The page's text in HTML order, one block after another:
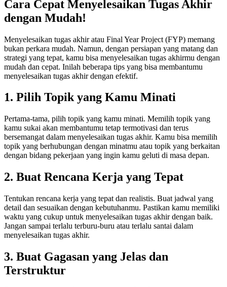
Cara Cepat Menyelesaikan Tugas Akhir
dengan Mudah!
Menyelesaikan tugas akhir atau Final Year Project (FYP) memang
bukan perkara mudah. Namun, dengan persiapan yang matang dan
strategi yang tepat, kamu bisa menyelesaikan tugas akhirmu dengan
mudah dan cepat. Inilah beberapa tips yang bisa membantumu
menyelesaikan tugas akhir dengan efektif.
1. Pilih Topik yang Kamu Minati
Pertama-tama, pilih topik yang kamu minati. Memilih topik yang
kamu sukai akan membantumu tetap termotivasi dan terus
bersemangat dalam menyelesaikan tugas akhir. Kamu bisa memilih
topik yang berhubungan dengan minatmu atau topik yang berkaitan
dengan bidang pekerjaan yang ingin kamu geluti di masa depan.
2. Buat Rencana Kerja yang Tepat
Tentukan rencana kerja yang tepat dan realistis. Buat jadwal yang
detail dan sesuaikan dengan kebutuhanmu. Pastikan kamu memiliki
waktu yang cukup untuk menyelesaikan tugas akhir dengan baik.
Jangan sampai terlalu terburu-buru atau terlalu santai dalam
menyelesaikan tugas akhir.
3. Buat Gagasan yang Jelas dan
Terstruktur